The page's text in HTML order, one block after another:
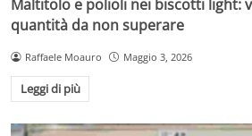
Maltitolo e polioli nei biscotti light:
quantità da non superare
Raffaele Moauro Maggio 3, 2026
Leggi di più